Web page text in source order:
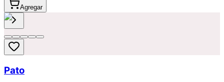
Agregar
Pato